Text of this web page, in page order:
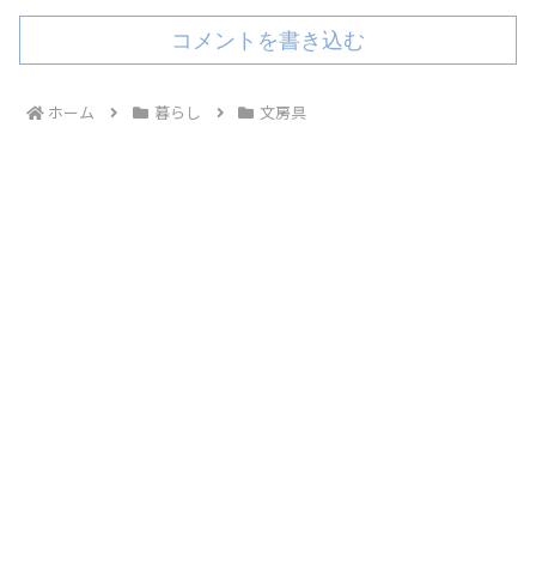
コメントを書き込む
ホーム 暮らし 文房具